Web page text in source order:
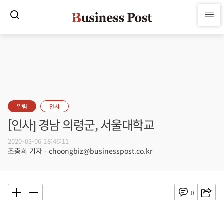
알림 인사
[인사] 경남 의령군, 서울대학교
2020-03-06 18:46:11
조충희 기자 - choongbiz@businesspost.co.kr
0